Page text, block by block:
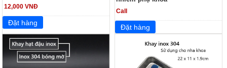
12,000 VNĐ
Call